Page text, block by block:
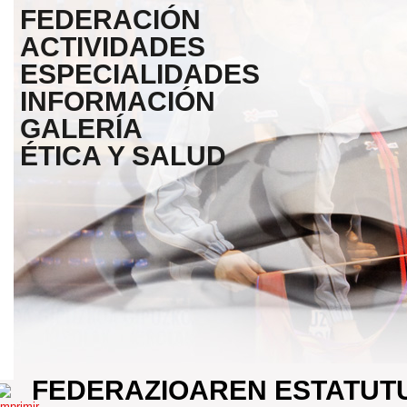
FEDERACIÓN
ACTIVIDADES
ESPECIALIDADES
INFORMACIÓN
GALERÍA
ÉTICA Y SALUD
FEDERAZIOAREN